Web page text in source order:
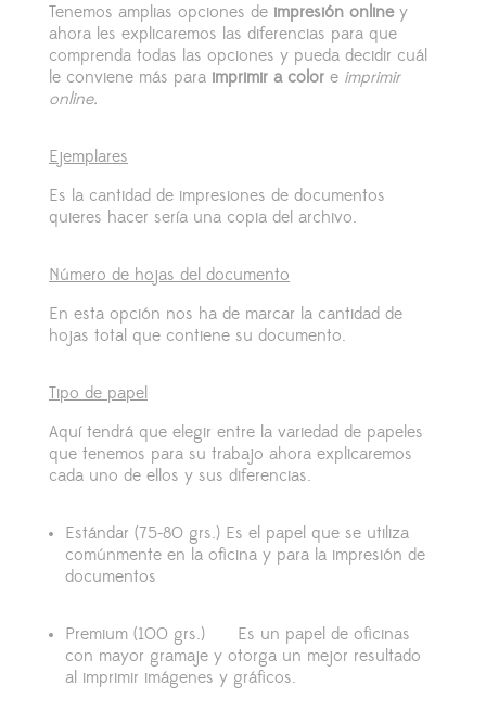
Tenemos amplias opciones de impresión onliney
ahora les explicaremos las diferencias para que
comprenda todas las opciones y pueda decidir cuál
le conviene más para imprimir a color e imprimir
online.
Ejemplares
Es la cantidad de impresiones de documentos
quieres hacer sería una copia del archivo.
Número de hojas del documento
En esta opción nos ha de marcar la cantidad de
hojas total que contiene su documento.
Tipo de papel
Aquí tendrá que elegir entre la variedad de papeles
que tenemos para su trabajo ahora explicaremos
cada uno de ellos y sus diferencias.
Estándar (75-80 grs.) Es el papel que se utiliza
comúnmente en la oficina y para la impresión de
documentos
Premium (100 grs.)
Es un papel de oficinas
con mayor gramaje y otorga un mejor resultado
al imprimir imágenes y gráficos.